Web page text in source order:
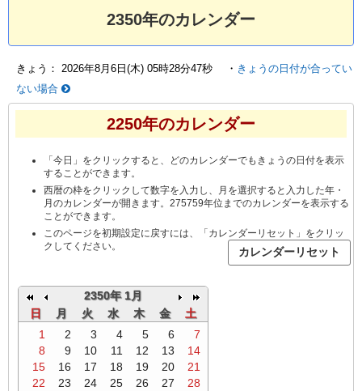
2350年のカレンダー
きょう： 2026年8月6日(木) 05時28分47秒 ・ きょうの日付が合ってい
ない場合
2250年のカレンダー
「今日」をクリックすると、どのカレンダーでもきょうの日付を表示
することができます。
西暦の枠をクリックして数字を入力し、月を選択すると入力した年・
月のカレンダーが開きます。275759年位までのカレンダーを表示する
ことができます。
このページを初期設定に戻すには、「カレンダーリセット」をクリッ
クしてください。
2350年 1月
日
月 火 水 木 金
土
1
2 3 4 5 6
7
8
9 10 11 12 13
14
15
16 17 18 19 20
21
22
23 24 25 26 27
28